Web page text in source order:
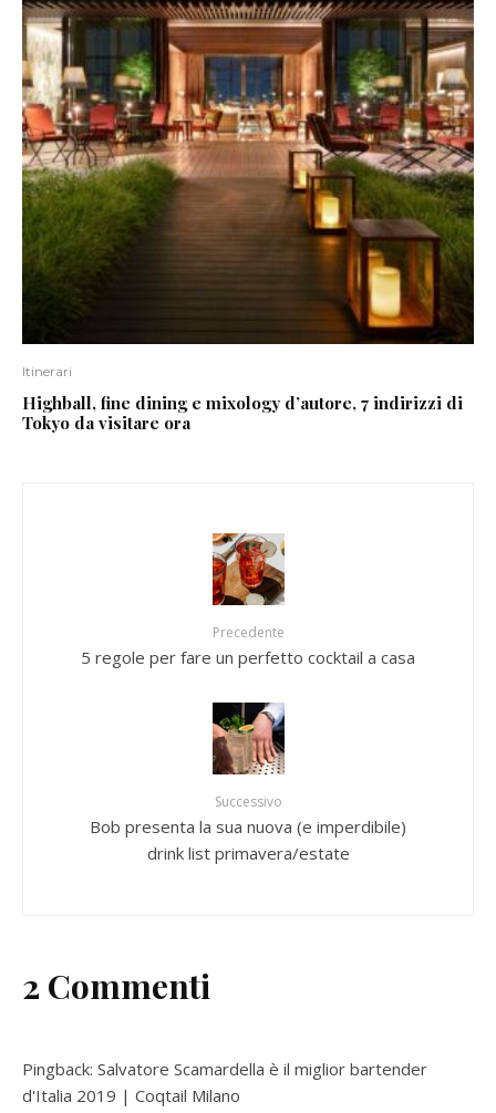
Itinerari
Highball, fine dining e mixology d’autore, 7 indirizzi di
Tokyo da visitare ora
Precedente
5 regole per fare un perfetto cocktail a casa
Successivo
Bob presenta la sua nuova (e imperdibile)
drink list primavera/estate
2 Commenti
Pingback: Salvatore Scamardella è il miglior bartender
d'Italia 2019 | Coqtail Milano